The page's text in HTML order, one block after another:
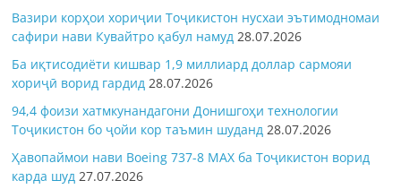
Вазири корҳои хориҷии Тоҷикистон нусхаи эътимодномаи
сафири нави Кувайтро қабул намуд 28.07.2026
Ба иқтисодиёти кишвар 1,9 миллиард доллар сармояи
хориҷӣ ворид гардид 28.07.2026
94,4 фоизи хатмкунандагони Донишгоҳи технологии
Тоҷикистон бо ҷойи кор таъмин шуданд 28.07.2026
Ҳавопаймои нави Boeing 737-8 MAX ба Тоҷикистон ворид
карда шуд 27.07.2026